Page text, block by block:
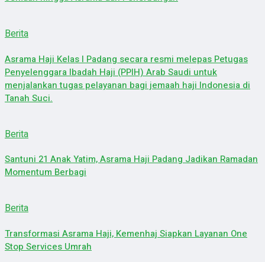
Berita
Asrama Haji Kelas I Padang secara resmi melepas Petugas
Penyelenggara Ibadah Haji (PPIH) Arab Saudi untuk
menjalankan tugas pelayanan bagi jemaah haji Indonesia di
Tanah Suci.
Berita
Santuni 21 Anak Yatim, Asrama Haji Padang Jadikan Ramadan
Momentum Berbagi
Berita
Transformasi Asrama Haji, Kemenhaj Siapkan Layanan One
Stop Services Umrah